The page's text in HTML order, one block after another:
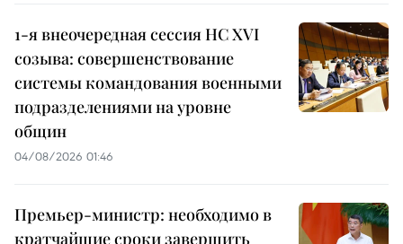
1-я внеочередная сессия НС XVI
созыва: совершенствование
системы командования военными
подразделениями на уровне
общин
04/08/2026 01:46
Премьер-министр: необходимо в
кратчайшие сроки завершить